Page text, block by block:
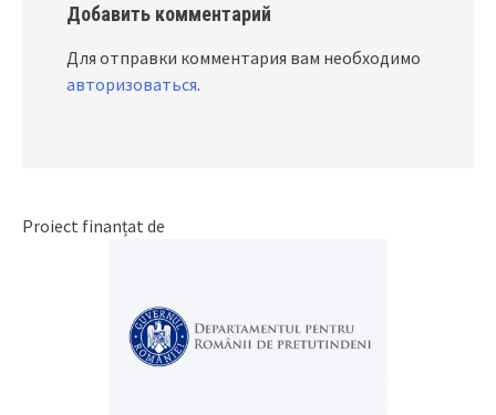
Добавить комментарий
Для отправки комментария вам необходимо
авторизоваться.
Proiect finanțat de